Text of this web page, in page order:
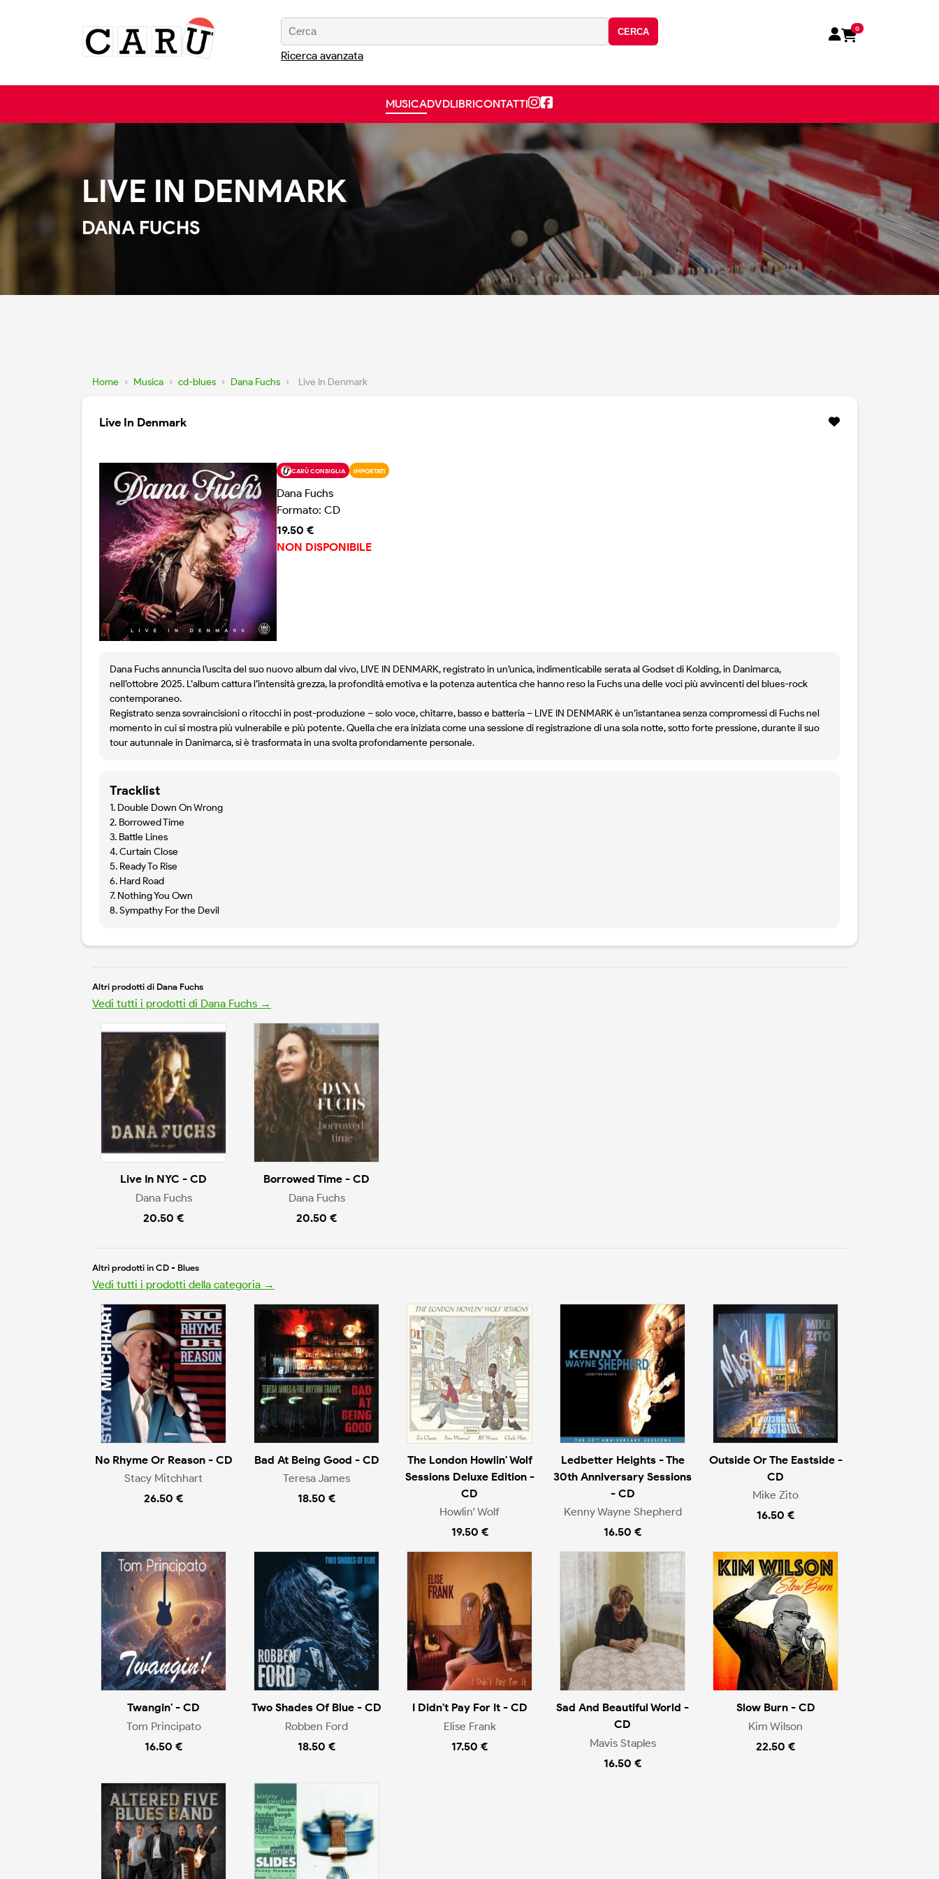
CERCA
Ricerca avanzata
0
MUSICADVDLIBRICONTATTI
LIVE IN DENMARK
DANA FUCHS
Home › Musica › cd-blues › Dana Fuchs › Live In Denmark
Live In Denmark
CARÙ CONSIGLIA IMPORTATI
Dana Fuchs
Formato: CD
19.50 €
NON DISPONIBILE
Dana Fuchs annuncia l’uscita del suo nuovo album dal vivo, LIVE IN DENMARK, registrato in un’unica, indimenticabile serata al Godset di Kolding, in Danimarca,
nell’ottobre 2025. L’album cattura l’intensità grezza, la profondità emotiva e la potenza autentica che hanno reso la Fuchs una delle voci più avvincenti del blues-rock
contemporaneo.
Registrato senza sovraincisioni o ritocchi in post-produzione – solo voce, chitarre, basso e batteria – LIVE IN DENMARK è un’istantanea senza compromessi di Fuchs nel
momento in cui si mostra più vulnerabile e più potente. Quella che era iniziata come una sessione di registrazione di una sola notte, sotto forte pressione, durante il suo
tour autunnale in Danimarca, si è trasformata in una svolta profondamente personale.
Tracklist
1. Double Down On Wrong
2. Borrowed Time
3. Battle Lines
4. Curtain Close
5. Ready To Rise
6. Hard Road
7. Nothing You Own
8. Sympathy For the Devil
Altri prodotti di Dana Fuchs
Vedi tutti i prodotti di Dana Fuchs →
Live In NYC - CD
Dana Fuchs
20.50 €
Borrowed Time - CD
Dana Fuchs
20.50 €
Altri prodotti in CD - Blues
Vedi tutti i prodotti della categoria →
No Rhyme Or Reason - CD
Stacy Mitchhart
26.50 €
Bad At Being Good - CD
Teresa James
18.50 €
The London Howlin' Wolf
Sessions Deluxe Edition -
CD
Howlin' Wolf
19.50 €
Ledbetter Heights - The
30th Anniversary Sessions
- CD
Kenny Wayne Shepherd
16.50 €
Outside Or The Eastside -
CD
Mike Zito
16.50 €
Twangin' - CD
Tom Principato
16.50 €
Two Shades Of Blue - CD
Robben Ford
18.50 €
I Didn't Pay For It - CD
Elise Frank
17.50 €
Sad And Beautiful World -
CD
Mavis Staples
16.50 €
Slow Burn - CD
Kim Wilson
22.50 €